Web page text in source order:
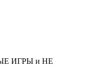
ИГРЫ и НЕ